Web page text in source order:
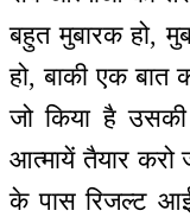
बहुत मुबारक हो,
हो, बाकी एक बात
जो किया है
आत्मायें तैयार करो
के पास रिजल्ट